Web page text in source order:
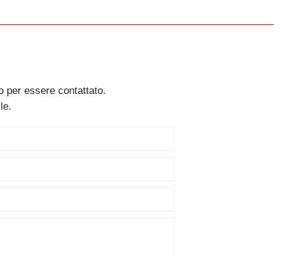
per essere contattato.